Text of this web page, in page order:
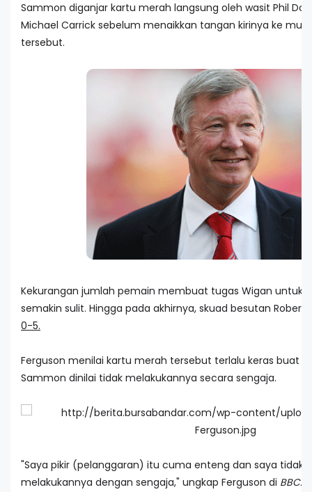
Sammon diganjar kartu merah langsung oleh wasit Phil
Michael Carrick sebelum menaikkan tangan kirinya ke
tersebut.
Kekurangan jumlah pemain membuat tugas Wigan untuk
semakin sulit. Hingga pada akhirnya, skuad besutan
0-5.
Ferguson menilai kartu merah tersebut terlalu keras buat
Sammon dinilai tidak melakukannya secara sengaja.
"Saya pikir (pelanggaran) itu cuma enteng dan saya tidak
melakukannya dengan sengaja," ungkap Ferguson di BBC.